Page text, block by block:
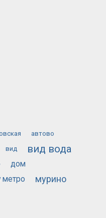
автово
вид вид вода
дом
метро мурино